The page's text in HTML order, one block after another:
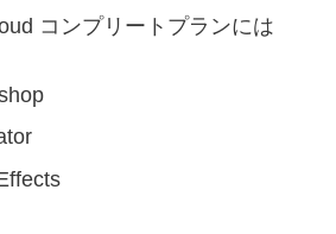
コンプリートプランには